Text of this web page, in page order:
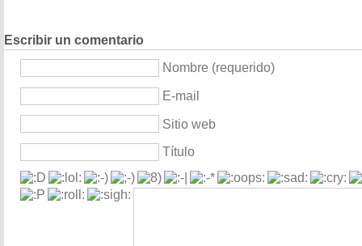
Escribir un comentario
Nombre (requerido)
E-mail
Sitio web
Título